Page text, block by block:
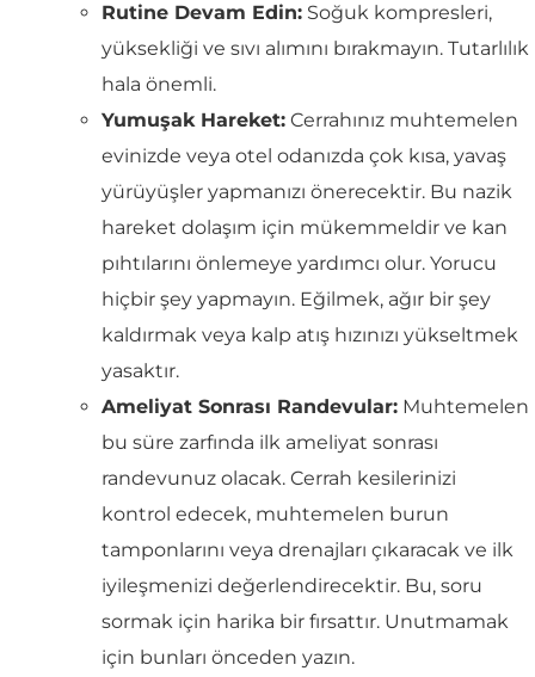
Rutine Devam Edin: Soğuk kompresleri,
yüksekliği ve sıvı alımını bırakmayın. Tutarlılık
hala önemli.
Yumuşak Hareket: Cerrahınız muhtemelen
evinizde veya otel odanızda çok kısa, yavaş
yürüyüşler yapmanızı önerecektir. Bu nazik
hareket dolaşım için mükemmeldir ve kan
pıhtılarını önlemeye yardımcı olur. Yorucu
hiçbir şey yapmayın. Eğilmek, ağır bir şey
kaldırmak veya kalp atış hızınızı yükseltmek
yasaktır.
Ameliyat Sonrası Randevular: Muhtemelen
bu süre zarfında ilk ameliyat sonrası
randevunuz olacak. Cerrah kesilerinizi
kontrol edecek, muhtemelen burun
tamponlarını veya drenajları çıkaracak ve ilk
iyileşmenizi değerlendirecektir. Bu, soru
sormak için harika bir fırsattır. Unutmamak
için bunları önceden yazın.